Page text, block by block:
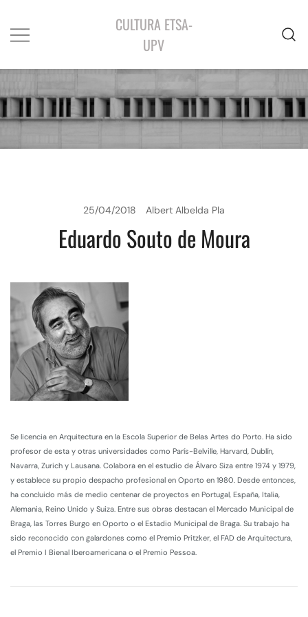
CULTURA ETSA-
UPV
25/04/2018 Albert Albelda Pla
Eduardo Souto de Moura
Se licencia en Arquitectura en la Escola Superior de Belas Artes do Porto. Ha sido
profesor de esta y otras universidades como París-Belville, Harvard, Dublín,
Navarra, Zurich y Lausana. Colabora en el estudio de Álvaro Siza entre 1974 y 1979,
y establece su propio despacho profesional en Oporto en 1980. Desde entonces,
ha concluido más de medio centenar de proyectos en Portugal, España, Italia,
Alemania, Reino Unido y Suiza. Entre sus obras destacan el Mercado Municipal de
Braga, las Torres Burgo en Oporto o el Estadio Municipal de Braga. Su trabajo ha
sido reconocido con galardones como el Premio Pritzker, el FAD de Arquitectura,
el Premio I Bienal Iberoamericana o el Premio Pessoa.